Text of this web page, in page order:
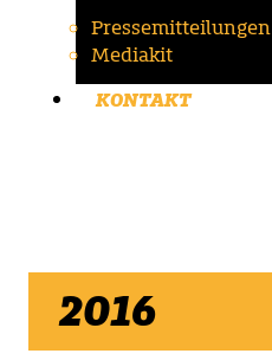
Pressemitteilungen
Mediakit
KONTAKT
2016